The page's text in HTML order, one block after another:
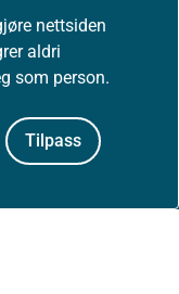
nettsiden
aldri
som person.
Tilpass